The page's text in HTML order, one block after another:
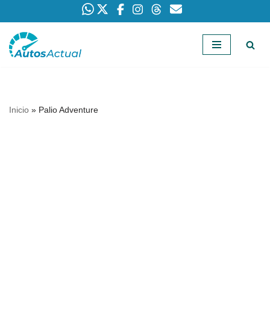
Saltar
Inicio » Palio Adventure